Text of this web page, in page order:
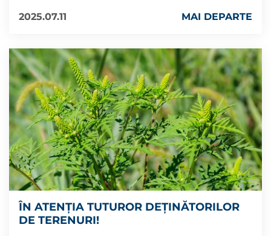
2025.07.11
MAI DEPARTE
ÎN ATENȚIA TUTUROR DEȚINĂTORILOR
DE TERENURI!